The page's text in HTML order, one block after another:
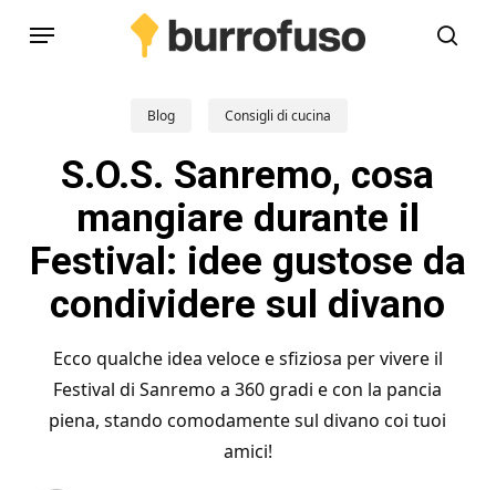
Menu
Blog Consigli di cucina
S.O.S. Sanremo, cosa
mangiare durante il
Festival: idee gustose da
condividere sul divano
Ecco qualche idea veloce e sfiziosa per vivere il
Festival di Sanremo a 360 gradi e con la pancia
piena, stando comodamente sul divano coi tuoi
amici!